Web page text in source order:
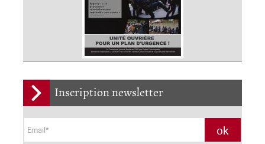
Inscription newsletter